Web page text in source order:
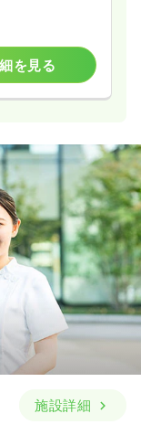
を見る
施設詳細